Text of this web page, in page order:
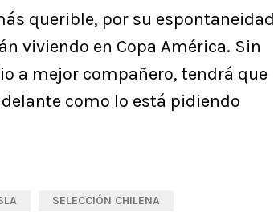
querible, por su espontaneidad
viviendo en Copa América. Sin
a mejor compañero, tendrá que
como lo está pidiendo
SELECCIÓN CHILENA